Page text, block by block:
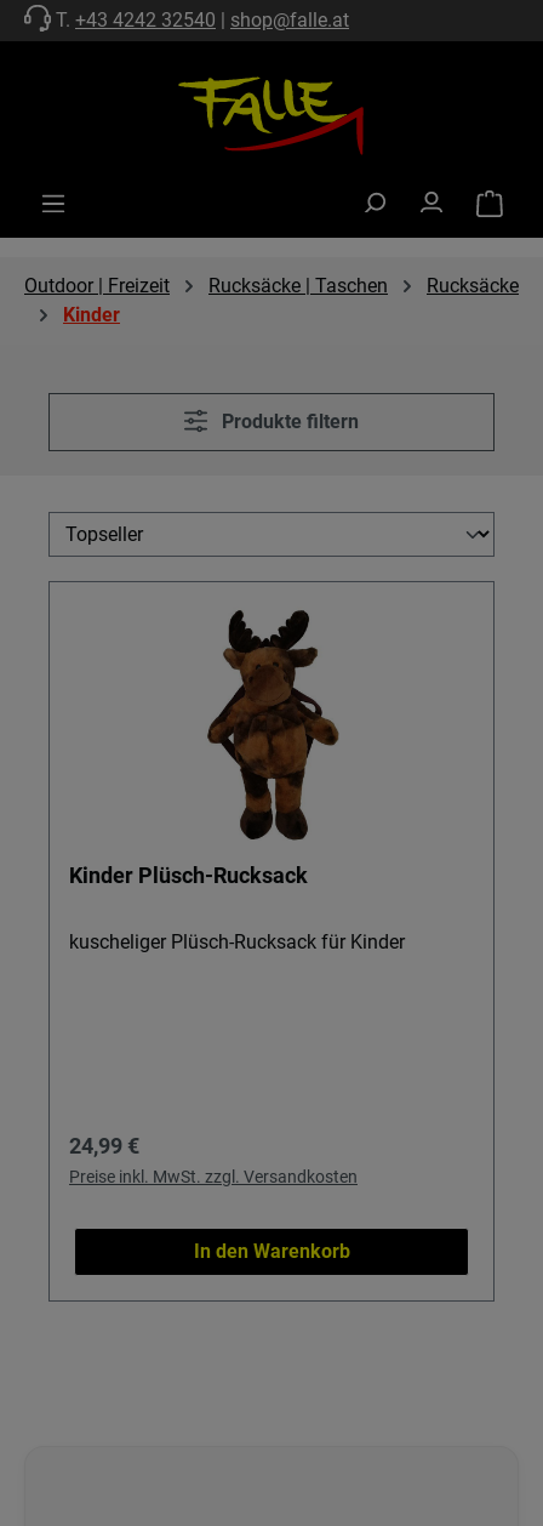
Zum Hauptinhalt springen
T. +43 4242 32540 | shop@falle.at
Outdoor | Freizeit Rucksäcke | Taschen
Rucksäcke
Kinder
Produkte filtern
Kinder Plüsch-Rucksack
kuscheliger Plüsch-Rucksack für Kinder
Regulärer Preis:
24,99 €
Preise inkl. MwSt. zzgl. Versandkosten
In den Warenkorb